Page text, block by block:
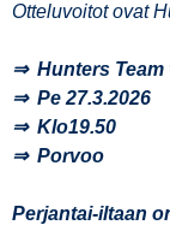
Otteluvoitot ovat
⇒ Hunters Team
⇒ Pe 27.3.2026
⇒ Klo19.50
⇒ Porvoo
Perjantai-iltaan